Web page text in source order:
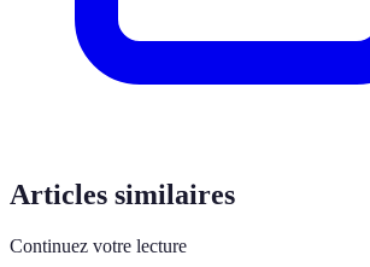
Articles similaires
Continuez votre lecture